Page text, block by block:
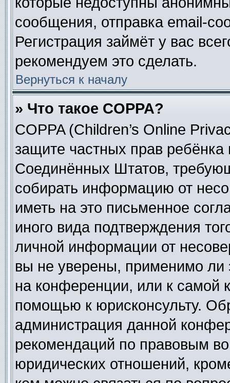
сообщения, отправка email-
Регистрация займёт у вас
рекомендуем это сделать.
Вернуться к началу
» Что такое COPPA?
COPPA (Children’s Online
защите частных прав ребёнка
Соединённых Штатов,
собирать информацию от
иметь на это письменное
иного вида подтверждения
личной информации от
вы не уверены, применимо ли
на конференции, или к самой
помощью к юрисконсульту.
администрация данной
рекомендаций по правовым
юридических отношений,